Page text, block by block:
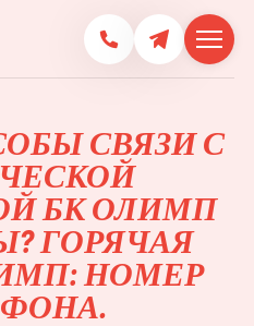
СВЯЗИ С
БК ОЛИМП
ГОРЯЧАЯ
НОМЕР